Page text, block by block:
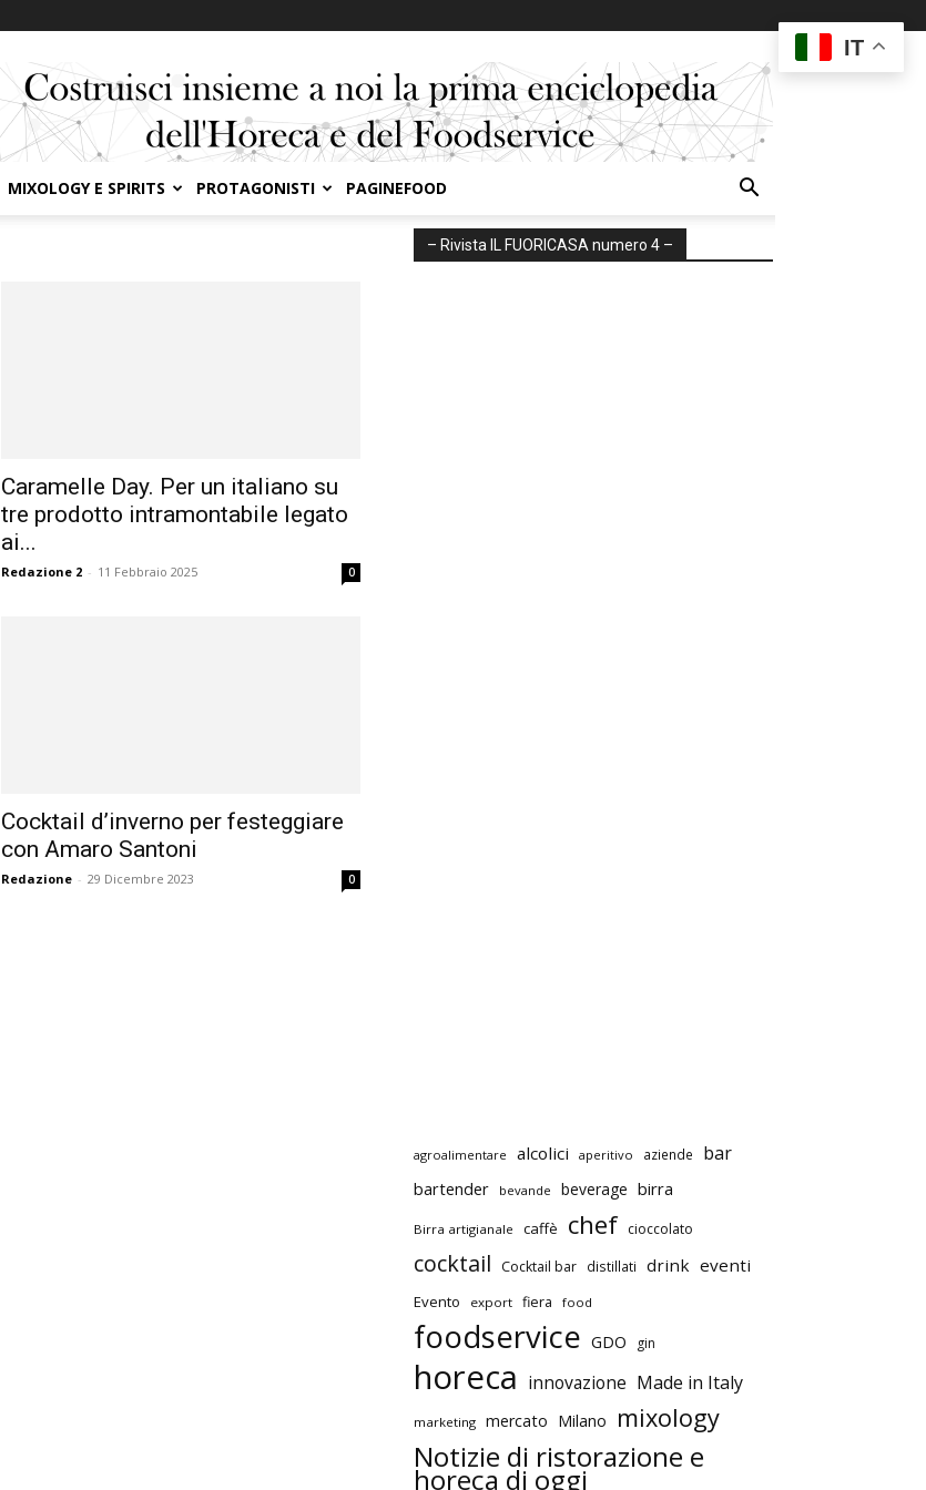
MIXOLOGY E SPIRITS PROTAGONISTI PAGINEFOOD
Caramelle Day. Per un italiano su
tre prodotto intramontabile legato
ai...
Redazione 2 - 11 Febbraio 2025 0
Cocktail d’inverno per festeggiare
con Amaro Santoni
Redazione - 29 Dicembre 2023 0
– Rivista IL FUORICASA numero 4 –
agroalimentare alcolici aperitivo aziende bar
bartender bevande beverage birra
Birra artigianale caffè chef cioccolato
cocktail Cocktail bar distillati drink eventi
Evento export fiera food
foodservice GDO gin
horeca innovazione Made in Italy
marketing mercato Milano mixology
Notizie di ristorazione e
horeca di oggi
IT